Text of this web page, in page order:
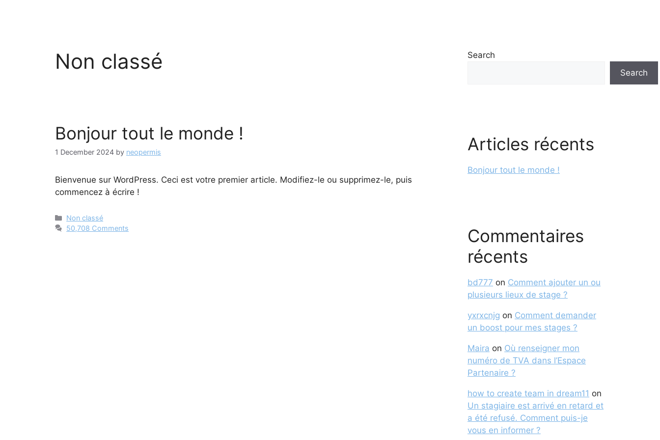
Non classé
Bonjour tout le monde !
1 December 2024 by neopermis
Bienvenue sur WordPress. Ceci est votre premier article. Modifiez-le ou supprimez-le, puis
commencez à écrire !
Categories
Non classé
50,708 Comments
Search
Search
Articles récents
Bonjour tout le monde !
Commentaires
récents
bd777 on Comment ajouter un ou
plusieurs lieux de stage ?
yxrxcnjg on Comment demander
un boost pour mes stages ?
Maira on Où renseigner mon
numéro de TVA dans l’Espace
Partenaire ?
how to create team in dream11 on
Un stagiaire est arrivé en retard et
a été refusé. Comment puis-je
vous en informer ?